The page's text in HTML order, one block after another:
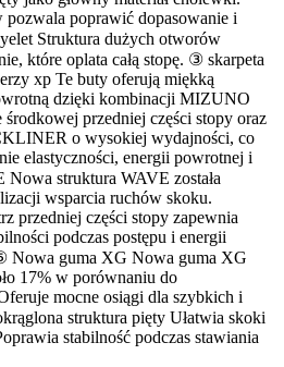
poprawić dopasowanie i
Struktura dużych otworów
które oplata całą stopę. ③ skarpeta
xp Te buty oferują miękką
dzięki kombinacji MIZUNO
przedniej części stopy oraz
o wysokiej wydajności, co
elastyczności, energii powrotnej i
struktura WAVE została
wsparcia ruchów skoku.
przedniej części stopy zapewnia
podczas postępu i energii
Nowa guma XG Nowa guma XG
17% w porównaniu do
mocne osiągi dla szybkich i
struktura pięty Ułatwia skoki
stabilność podczas stawiania